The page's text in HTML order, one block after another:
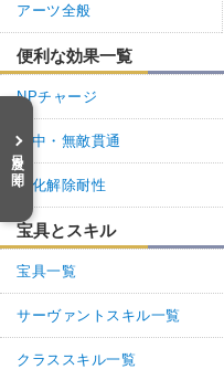
目次を開く
アーツ全般
便利な効果一覧
NPチャージ
必中・無敵貫通
強化解除耐性
宝具とスキル
宝具一覧
サーヴァントスキル一覧
クラススキル一覧